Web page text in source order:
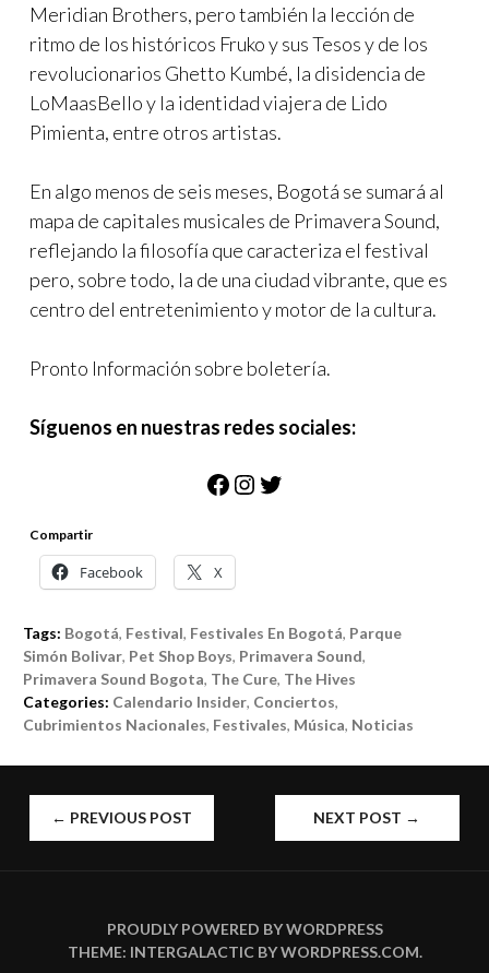
Meridian Brothers, pero también la lección de
ritmo de los históricos Fruko y sus Tesos y de los
revolucionarios Ghetto Kumbé, la disidencia de
LoMaasBello y la identidad viajera de Lido
Pimienta, entre otros artistas.
En algo menos de seis meses, Bogotá se sumará al
mapa de capitales musicales de Primavera Sound,
reflejando la filosofía que caracteriza el festival
pero, sobre todo, la de una ciudad vibrante, que es
centro del entretenimiento y motor de la cultura.
Pronto Información sobre boletería.
Síguenos en nuestras redes sociales:
Facebook
Instagram
Twitter
Compartir
Facebook X
Tags: Bogotá, Festival, Festivales En Bogotá, Parque
Simón Bolivar, Pet Shop Boys, Primavera Sound,
Primavera Sound Bogota, The Cure, The Hives
Categories: Calendario Insider, Conciertos,
Cubrimientos Nacionales, Festivales, Música, Noticias
POST
← PREVIOUS POST NEXT POST →
PROUDLY POWERED BY WORDPRESS
THEME: INTERGALACTIC BYWORDPRESS.COM.